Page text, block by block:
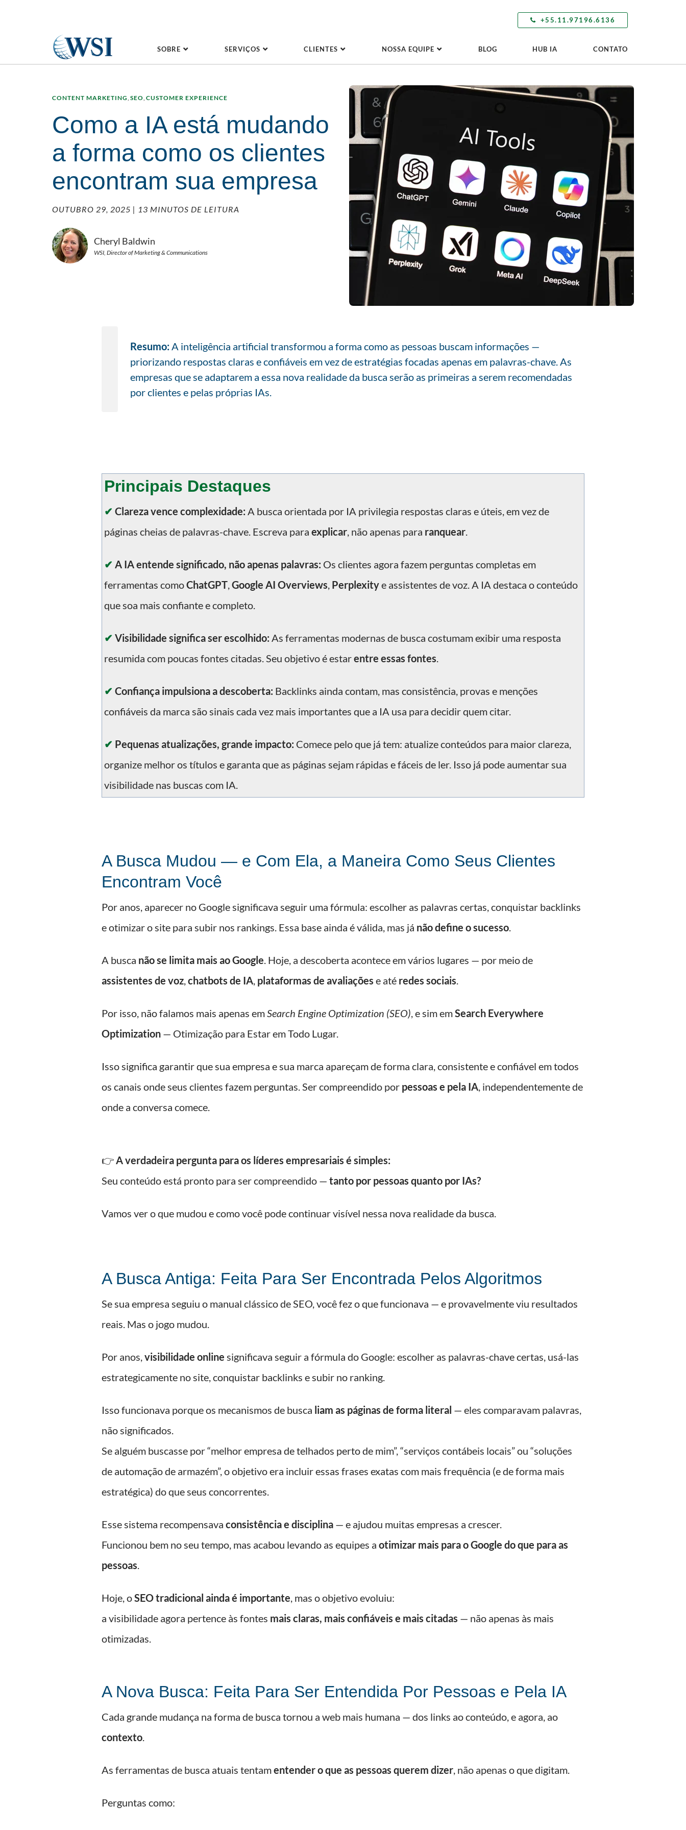
+55.11.97196.6136
SOBRE SERVIÇOS CLIENTES NOSSA EQUIPE BLOG HUB IA CONTATO
CONTENT MARKETING, SEO, CUSTOMER EXPERIENCE
Como a IA está mudando
a forma como os clientes
encontram sua empresa
OUTUBRO 29, 2025 | 13 MINUTOS DE LEITURA
Cheryl Baldwin
WSI, Director of Marketing & Communications
Resumo:A inteligência artificial transformou a forma como as pessoas buscam informações —
priorizando respostas claras e confiáveis em vez de estratégias focadas apenas em palavras-chave. As
empresas que se adaptarem a essa nova realidade da busca serão as primeiras a serem recomendadas
por clientes e pelas próprias IAs.
Principais Destaques
✔ Clareza vence complexidade: A busca orientada por IA privilegia respostas claras e úteis, em vez de
páginas cheias de palavras-chave. Escreva para explicar, não apenas para ranquear.
✔ A IA entende significado, não apenas palavras: Os clientes agora fazem perguntas completas em
ferramentas comoChatGPT,Google AI Overviews, Perplexitye assistentes de voz. A IA destaca o conteúdo
que soa mais confiante e completo.
✔ Visibilidade significa ser escolhido: As ferramentas modernas de busca costumam exibir uma resposta
resumida com poucas fontes citadas. Seu objetivo é estarentre essas fontes.
✔ Confiança impulsiona a descoberta: Backlinks ainda contam, mas consistência, provas e menções
confiáveis da marca são sinais cada vez mais importantes que a IA usa para decidir quem citar.
✔ Pequenas atualizações, grande impacto: Comece pelo que já tem: atualize conteúdos para maior clareza,
organize melhor os títulos e garanta que as páginas sejam rápidas e fáceis de ler. Isso já pode aumentar sua
visibilidade nas buscas com IA.
A Busca Mudou — e Com Ela, a Maneira Como Seus Clientes
Encontram Você
Por anos, aparecer no Google significava seguir uma fórmula: escolher as palavras certas, conquistar backlinks
e otimizar o site para subir nos rankings. Essa base ainda é válida, mas já não define o sucesso.
A busca não se limita mais ao Google. Hoje, a descoberta acontece em vários lugares — por meio de
assistentes de voz,chatbots de IA, plataformas de avaliações e até redes sociais.
Por isso, não falamos mais apenas emSearch Engine Optimization (SEO), e sim emSearch Everywhere
Optimization — Otimização para Estar em Todo Lugar.
Isso significa garantir que sua empresa e sua marca apareçam de forma clara, consistente e confiável em todos
os canais onde seus clientes fazem perguntas. Ser compreendido por pessoas e pela IA, independentemente de
onde a conversa comece.
👉A verdadeira pergunta para os líderes empresariais é simples:
Seu conteúdo está pronto para ser compreendido — tanto por pessoas quanto por IAs?
Vamos ver o que mudou e como você pode continuar visível nessa nova realidade da busca.
A Busca Antiga: Feita Para Ser Encontrada Pelos Algoritmos
Se sua empresa seguiu o manual clássico de SEO, você fez o que funcionava — e provavelmente viu resultados
reais. Mas o jogo mudou.
Por anos,visibilidade online significava seguir a fórmula do Google: escolher as palavras-chave certas, usá-las
estrategicamente no site, conquistar backlinks e subir no ranking.
Isso funcionava porque os mecanismos de busca liam as páginas de forma literal — eles comparavam palavras,
não significados.
Se alguém buscasse por “melhor empresa de telhados perto de mim”, “serviços contábeis locais” ou “soluções
de automação de armazém”, o objetivo era incluir essas frases exatas com mais frequência (e de forma mais
estratégica) do que seus concorrentes.
Esse sistema recompensava consistência e disciplina — e ajudou muitas empresas a crescer.
Funcionou bem no seu tempo, mas acabou levando as equipes a otimizar mais para o Google do que para as
pessoas.
Hoje, oSEO tradicional ainda é importante, mas o objetivo evoluiu:
a visibilidade agora pertence às fontes mais claras, mais confiáveis e mais citadas — não apenas às mais
otimizadas.
A Nova Busca: Feita Para Ser Entendida Por Pessoas e Pela IA
Cada grande mudança na forma de busca tornou a web mais humana — dos links ao conteúdo, e agora, ao
contexto.
As ferramentas de busca atuais tentamentender o que as pessoas querem dizer, não apenas o que digitam.
Perguntas como: